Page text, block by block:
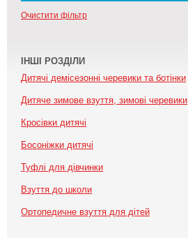
Очистити фільтр
ІНШІ РОЗДІЛИ
Дитячі демісезонні черевики та ботінки
Дитяче зимове взуття, зимові черевики
Кросівки дитячі
Босоніжки дитячі
Туфлі для дівчинки
Взуття до школи
Ортопедичне взуття для дітей